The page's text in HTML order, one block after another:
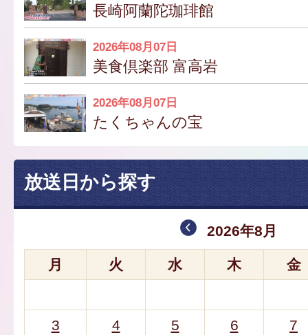
長崎阿蘭陀珈琲館
2026年08月07日
美食倶楽部 富高岩
2026年08月07日
たくちゃんの宝
放送日から探す
2026年8月
月 火 水 木 金
3 4 5 6
7